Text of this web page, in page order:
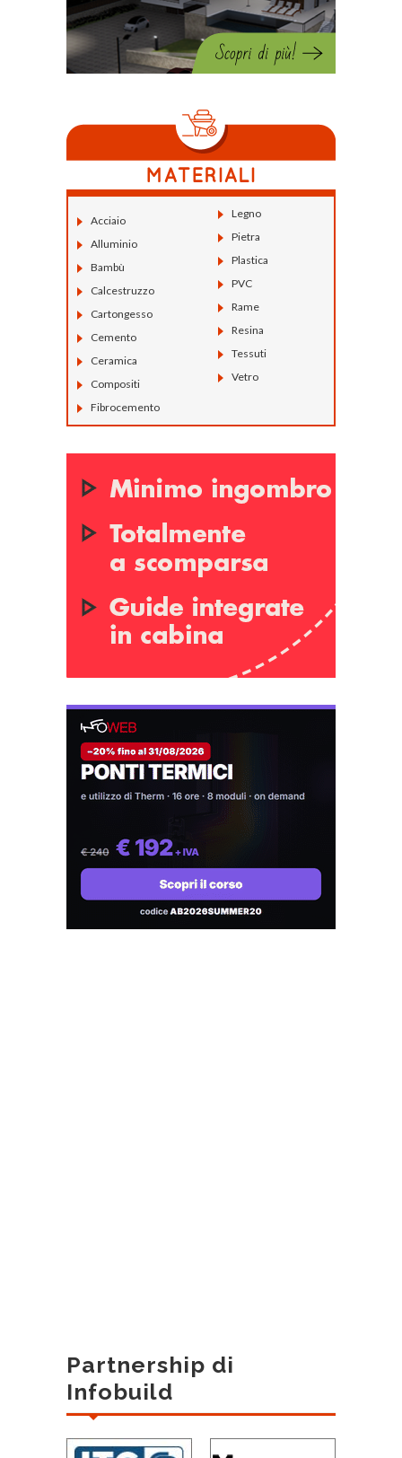
Acciaio
Alluminio
Bambù
Calcestruzzo
Cartongesso
Cemento
Ceramica
Compositi
Fibrocemento
Legno
Pietra
Plastica
PVC
Rame
Resina
Tessuti
Vetro
Partnership di
Infobuild